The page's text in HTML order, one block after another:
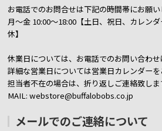
お電話でのお問合せは下記の時間帯にお願い
月～金 10:00～18:00【土日、祝日、カレン
休】
休業日については、お電話でのお問い合わせ
詳細な営業日については営業日カレンダーを
担当者不在の場合は、折り返しご連絡致しま
MAIL: webstore@buffalobobs.co.jp
メールでのご連絡について